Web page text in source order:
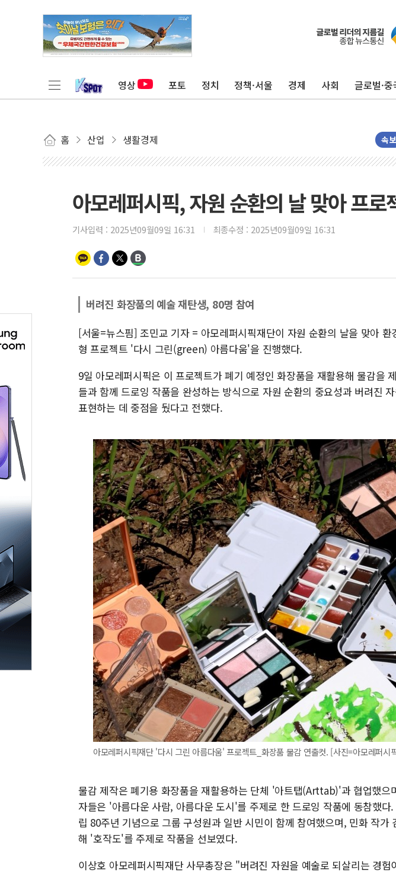
영상 포토 정치 정책·서울 경제 사회 글로벌·중
홈 산업 생활경제 속보
아모레퍼시픽, 자원 순환의 날 맞아 프로
기사입력 : 2025년09월09일 16:31 최종수정 : 2025년09월09일 16:31
버려진 화장품의 예술 재탄생, 80명 참여
[서울=뉴스핌] 조민교 기자 = 아모레퍼시픽재단이 자원 순환의 날을 맞아 환
형 프로젝트 '다시 그린(green) 아름다움'을 진행했다.
9일 아모레퍼시픽은 이 프로젝트가 폐기 예정인 화장품을 재활용해 물감을
들과 함께 드로잉 작품을 완성하는 방식으로 자원 순환의 중요성과 버려진
표현하는 데 중점을 뒀다고 전했다.
아모레퍼시픽재단 '다시 그린 아름다움' 프로젝트_화장품 물감 연출컷. [사진=아모레퍼시
물감 제작은 폐기용 화장품을 재활용하는 단체 '아트탭(Arttab)'과 협업했으
자들은 '아름다운 사람, 아름다운 도시'를 주제로 한 드로잉 작품에 동참했
립 80주년 기념으로 그룹 구성원과 일반 시민이 함께 참여했으며, 민화 작가
해 '호작도'를 주제로 작품을 선보였다.
이상호 아모레퍼시픽재단 사무총장은 "버려진 자원을 예술로 되살리는 경